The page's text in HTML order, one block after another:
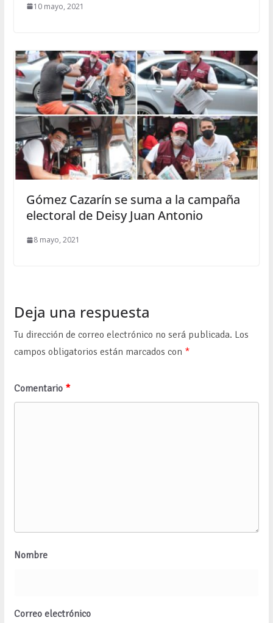
10 mayo, 2021
Gómez Cazarín se suma a la campaña
electoral de Deisy Juan Antonio
8 mayo, 2021
Deja una respuesta
Tu dirección de correo electrónico no será publicada. Los
campos obligatorios están marcados con *
Comentario *
Nombre
Correo electrónico